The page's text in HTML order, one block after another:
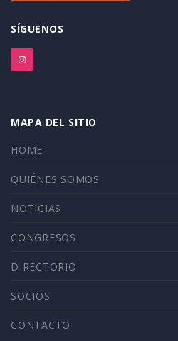
SÍGUENOS
MAPA DEL SITIO
HOME
QUIÉNES SOMOS
NOTICIAS
CONGRESOS
DIRECTORIO
SOCIOS
CONTACTO